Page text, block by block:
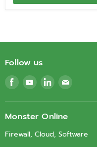
Follow us
Find
us
on
Facebook
Find
us
on
Youtube
Find
us
on
LinkedIn
Find
on
Monster Online
Firewall, Cloud, Software